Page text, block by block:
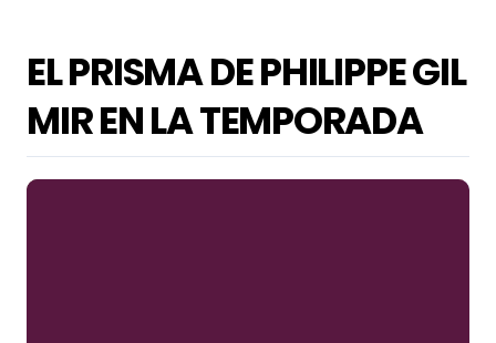
EL PRISMA DE PHILIPPE GIL
MIR EN LA TEMPORADA